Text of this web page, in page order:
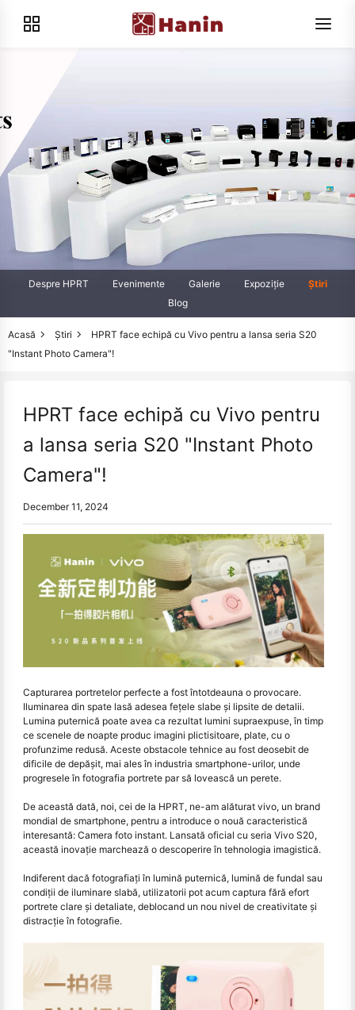
Despre HPRT Evenimente Galerie Expoziţie
Știri
Blog
Acasă Știri
HPRT face echipă cu Vivo pentru a lansa seria S20
"Instant Photo Camera"!
HPRT face echipă cu Vivo pentru
a lansa seria S20 "Instant Photo
Camera"!
December 11, 2024
Capturarea portretelor perfecte a fost întotdeauna o provocare.
Iluminarea din spate lasă adesea fețele slabe și lipsite de detalii.
Lumina puternică poate avea ca rezultat lumini supraexpuse, în timp
ce scenele de noapte produc imagini plictisitoare, plate, cu o
profunzime redusă. Aceste obstacole tehnice au fost deosebit de
dificile de depășit, mai ales în industria smartphone-urilor, unde
progresele în fotografia portrete par să lovească un perete.
De această dată, noi, cei de la HPRT, ne-am alăturat vivo, un brand
mondial de smartphone, pentru a introduce o nouă caracteristică
interesantă: Camera foto instant. Lansată oficial cu seria Vivo S20,
această inovație marchează o descoperire în tehnologia imagistică.
Indiferent dacă fotografiaţi în lumină puternică, lumină de fundal sau
condiţii de iluminare slabă, utilizatorii pot acum captura fără efort
portrete clare şi detaliate, deblocand un nou nivel de creativitate şi
distracţie în fotografie.